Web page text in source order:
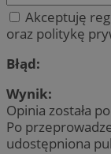
Akceptuję
oraz politykę
Błąd:
Wynik:
Opinia została
Po
udostępniona